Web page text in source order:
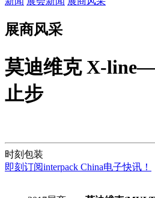
展商风采
莫迪维克 X-
止步
时刻包装
即刻订阅interpack China电子快讯！